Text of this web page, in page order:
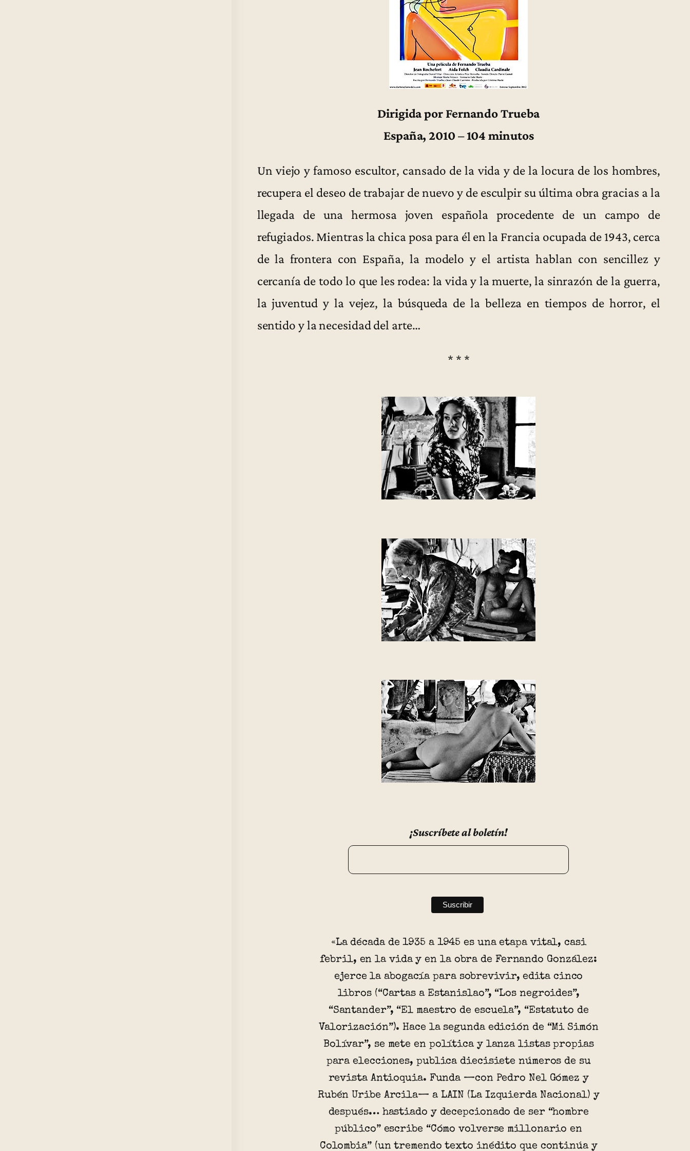
Dirigida por Fernando Trueba
España, 2010 – 104 minutos
Un viejo y famoso escultor, cansado de la vida y de la locura de los hombres,
recupera el deseo de trabajar de nuevo y de esculpir su última obra gracias a la
llegada de una hermosa joven española procedente de un campo de
refugiados. Mientras la chica posa para él en la Francia ocupada de 1943, cerca
de la frontera con España, la modelo y el artista hablan con sencillez y
cercanía de todo lo que les rodea: la vida y la muerte, la sinrazón de la guerra,
la juventud y la vejez, la búsqueda de la belleza en tiempos de horror, el
sentido y la necesidad del arte…
* * *
¡Suscríbete al boletín!
«La década de 1935 a 1945 es una etapa vital, casi
febril, en la vida y en la obra de Fernando González:
ejerce la abogacía para sobrevivir, edita cinco
libros (“Cartas a Estanislao”, “Los negroides”,
“Santander”, “El maestro de escuela”, “Estatuto de
Valorización”). Hace la segunda edición de “Mi Simón
Bolívar”, se mete en política y lanza listas propias
para elecciones, publica diecisiete números de su
revista Antioquia. Funda —con Pedro Nel Gómez y
Rubén Uribe Arcila— a LAIN (La Izquierda Nacional) y
después… hastiado y decepcionado de ser “hombre
público” escribe “Cómo volverse millonario en
Colombia” (un tremendo texto inédito que continúa y